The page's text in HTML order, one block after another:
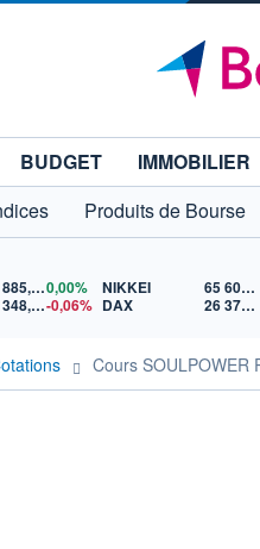
BUDGET IMMOBILIER
Produits de Bourse
53 885,100,00%
26 348,35-0,06%
NIKKEI 65 606,71
DAX
26 372,19
Cours SOULPOWER